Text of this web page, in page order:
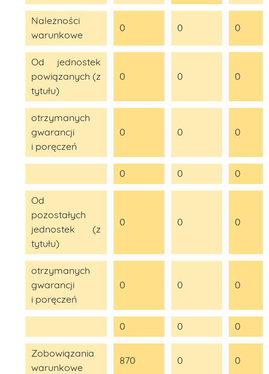
Należności
warunkowe
0 0 0
Od jednostek
powiązanych (z
tytułu)
0 0 0
otrzymanych
gwarancji
i poręczeń
0 0 0
0 0 0
Od
pozostałych
jednostek (z
tytułu)
0 0 0
otrzymanych
gwarancji
i poręczeń
0 0 0
0 0 0
Zobowiązania
warunkowe
870 0 0